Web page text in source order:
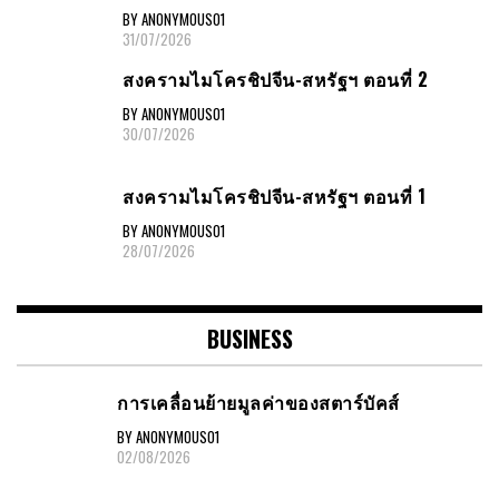
BY ANONYMOUS01
31/07/2026
สงครามไมโครชิปจีน-สหรัฐฯ ตอนที่ 2
BY ANONYMOUS01
30/07/2026
สงครามไมโครชิปจีน-สหรัฐฯ ตอนที่ 1
BY ANONYMOUS01
28/07/2026
BUSINESS
การเคลื่อนย้ายมูลค่าของสตาร์บัคส์
BY ANONYMOUS01
02/08/2026